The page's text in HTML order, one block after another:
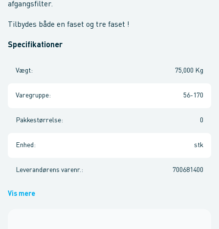
afgangsfilter.
Tilbydes både en faset og tre faset !
Specifikationer
Vægt: 75,000 Kg
Varegruppe: 56-170
Pakkestørrelse: 0
Enhed : stk
Leverandørens varenr. : 700681400
Vis mere